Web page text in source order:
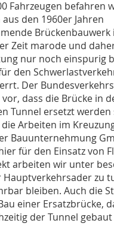
Fahrzeugen befahren
den 1960er Jahren
Brückenbauwerk
Zeit marode und
nur noch einspurig
den
Der
dass die Brücke in
Tunnel ersetzt
die Arbeiten im
Bauunternehmung
für den Einsatz von
arbeiten wir unter
Hauptverkehrsader zu
bleiben. Auch die
einer Ersatzbrücke,
der Tunnel